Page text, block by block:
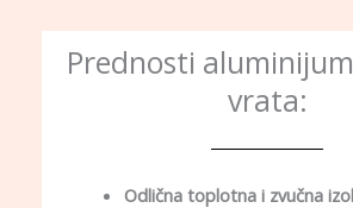
Prednosti
vrata:
Odlična toplotna i zvučna